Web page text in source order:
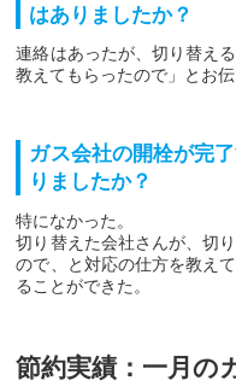
はありましたか？
連絡はあったが、切り替え
教えてもらったので」とお
ガス会社の開栓が完
りましたか？
特になかった。
切り替えた会社さんが、切
ので、と対応の仕方を教え
ることができた。
節約実績：一月の